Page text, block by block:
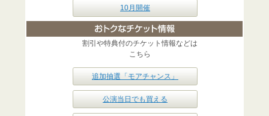
10月開催
割引や特典付のチケット情報などは
こちら
追加抽選「モアチャンス」
公演当日でも買える